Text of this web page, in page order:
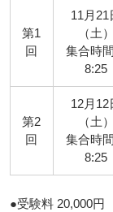
第1
回
11月21
（土）
集合時
8:25
第2
回
12月12
（土）
集合時
8:25
●受験料 20,000円